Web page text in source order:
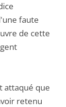
faute
de cette
attaqué que
retenu